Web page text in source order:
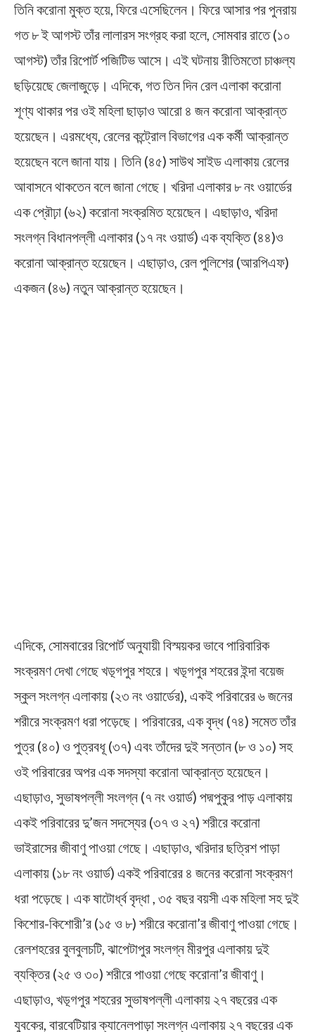
তিনি করোনা মুক্ত হয়ে, ফিরে এসেছিলেন। ফিরে আসার পর পুনরায়
গত ৮ ই আগস্ট তাঁর লালারস সংগ্রহ করা হলে, সোমবার রাতে (১০
আগস্ট) তাঁর রিপোর্ট পজিটিভ আসে। এই ঘটনায় রীতিমতো চাঞ্চল্য
ছড়িয়েছে জেলাজুড়ে। এদিকে, গত তিন দিন রেল এলাকা করোনা
শূণ্য থাকার পর ওই মহিলা ছাড়াও আরো ৪ জন করোনা আক্রান্ত
হয়েছেন। এরমধ্যে, রেলের কন্ট্রোল বিভাগের এক কর্মী আক্রান্ত
হয়েছেন বলে জানা যায়। তিনি (৪৫) সাউথ সাইড এলাকায় রেলের
আবাসনে থাকতেন বলে জানা গেছে। খরিদা এলাকার ৮ নং ওয়ার্ডের
এক প্রৌঢ়া (৬২) করোনা সংক্রমিত হয়েছেন। এছাড়াও, খরিদা
সংলগ্ন বিধানপল্লী এলাকার (১৭ নং ওয়ার্ড) এক ব্যক্তি (৪৪)ও
করোনা আক্রান্ত হয়েছেন। এছাড়াও, রেল পুলিশের (আরপিএফ)
একজন (৪৬) নতুন আক্রান্ত হয়েছেন।
এদিকে, সোমবারের রিপোর্ট অনুযায়ী বিস্ময়কর ভাবে পারিবারিক
সংক্রমণ দেখা গেছে খড়্গপুর শহরে। খড়্গপুর শহরের ইন্দা বয়েজ
স্কুল সংলগ্ন এলাকায় (২৩ নং ওয়ার্ডের), একই পরিবারের ৬ জনের
শরীরে সংক্রমণ ধরা পড়েছে। পরিবারের, এক বৃদ্ধ (৭৪) সমেত তাঁর
পুত্র (৪০) ও পুত্রবধূ (৩৭) এবং তাঁদের দুই সন্তান (৮ ও ১০) সহ
ওই পরিবারের অপর এক সদস্যা করোনা আক্রান্ত হয়েছেন।
এছাড়াও, সুভাষপল্লী সংলগ্ন (৭ নং ওয়ার্ড) পদ্মপুকুর পাড় এলাকায়
একই পরিবারের দু’জন সদস্যের (৩৭ ও ২৭) শরীরে করোনা
ভাইরাসের জীবাণু পাওয়া গেছে। এছাড়াও, খরিদার ছত্রিশ পাড়া
এলাকায় (১৮ নং ওয়ার্ড) একই পরিবারের ৪ জনের করোনা সংক্রমণ
ধরা পড়েছে। এক ষাটোর্ধ্ব বৃদ্ধা , ৩৫ বছর বয়সী এক মহিলা সহ দুই
কিশোর-কিশোরী’র (১৫ ও ৮) শরীরে করোনা’র জীবাণু পাওয়া গেছে।
রেলশহরের বুলবুলচটি, ঝাপেটাপুর সংলগ্ন মীরপুর এলাকায় দুই
ব্যক্তির (২৫ ও ৩০) শরীরে পাওয়া গেছে করোনা’র জীবাণু।
এছাড়াও, খড়্গপুর শহরের সুভাষপল্লী এলাকায় ২৭ বছরের এক
যুবকের, বারবেটিয়ার ক্যানেলপাড়া সংলগ্ন এলাকায় ২৭ বছরের এক